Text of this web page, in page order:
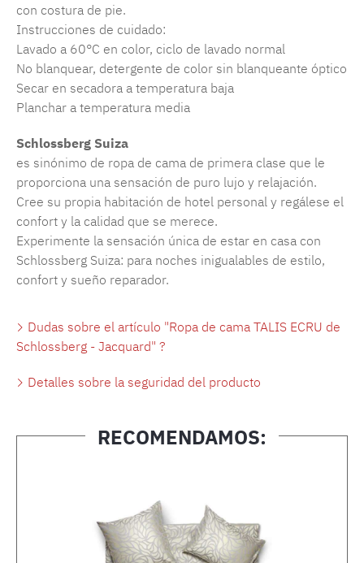
con costura de pie.
Instrucciones de cuidado:
Lavado a 60°C en color, ciclo de lavado normal
No blanquear, detergente de color sin blanqueante óptico
Secar en secadora a temperatura baja
Planchar a temperatura media
Schlossberg Suiza
es sinónimo de ropa de cama de primera clase que le
proporciona una sensación de puro lujo y relajación.
Cree su propia habitación de hotel personal y regálese el
confort y la calidad que se merece.
Experimente la sensación única de estar en casa con
Schlossberg Suiza: para noches inigualables de estilo,
confort y sueño reparador.
Dudas sobre el artículo "Ropa de cama TALIS ECRU de
Schlossberg - Jacquard" ?
Detalles sobre la seguridad del producto
RECOMENDAMOS: